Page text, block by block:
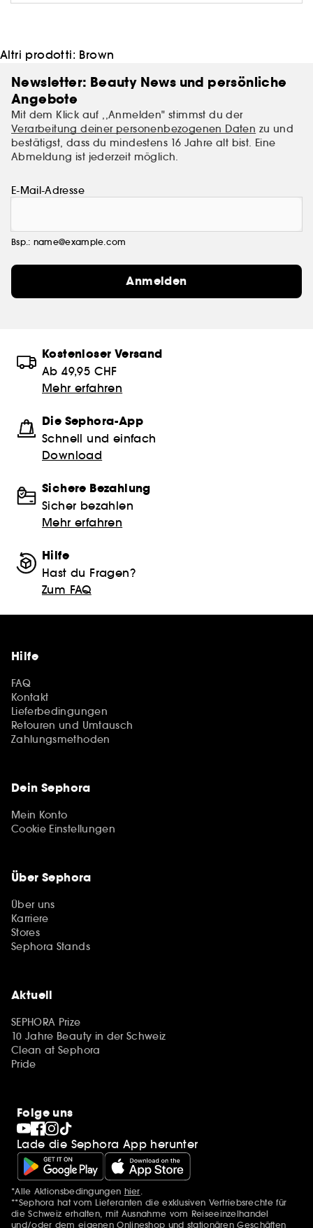
Deckkraft und ein frisches Finish, das immer nach Dir
Altri prodotti: Brown
Newsletter: Beauty News und persönliche
Angebote
Mit dem Klick auf ,,Anmelden" stimmst du der
Verarbeitung deiner personenbezogenen Daten zu und
bestätigst, dass du mindestens 16 Jahre alt bist. Eine
Abmeldung ist jederzeit möglich.
E-Mail-Adresse
Bsp.: name@example.com
Anmelden
Kostenloser Versand
Ab 49,95 CHF
Mehr erfahren
Die Sephora-App
Schnell und einfach
Download
Sichere Bezahlung
Sicher bezahlen
Mehr erfahren
Hilfe
Hast du Fragen?
Zum FAQ
Hilfe
FAQ
Kontakt
Lieferbedingungen
Retouren und Umtausch
Zahlungsmethoden
Dein Sephora
Mein Konto
Cookie Einstellungen
Über Sephora
Über uns
Karriere
Stores
Sephora Stands
Aktuell
SEPHORA Prize
10 Jahre Beauty in der Schweiz
Clean at Sephora
Pride
Folge uns
Lade die Sephora App herunter
Zusätzlich Erwähnungen
*Alle Aktionsbedingungen hier.
**Sephora hat vom Lieferanten die exklusiven Vertriebsrechte für
die Schweiz erhalten, mit Ausnahme vom Reiseeinzelhandel
und/oder dem eigenen Onlineshop und stationären Geschäften